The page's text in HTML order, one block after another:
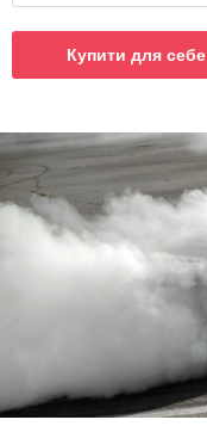
Купити для себе